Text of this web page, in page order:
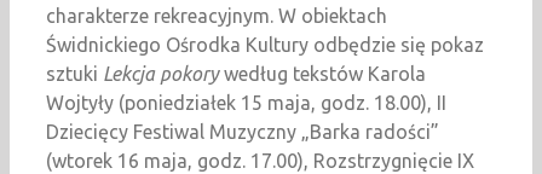
charakterze rekreacyjnym. W obiektach
Świdnickiego Ośrodka Kultury odbędzie się pokaz
sztuki Lekcja pokorywedług tekstów Karola
Wojtyły (poniedziałek 15 maja, godz. 18.00), II
Dziecięcy Festiwal Muzyczny „Barka radości”
(wtorek 16 maja, godz. 17.00), Rozstrzygnięcie IX